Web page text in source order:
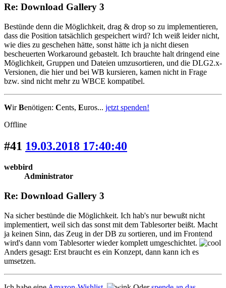
Re: Download Gallery 3
Bestünde denn die Möglichkeit, drag & drop so zu implementieren,
dass die Position tatsächlich gespeichert wird? Ich weiß leider nicht,
wie dies zu geschehen hätte, sonst hätte ich ja nicht diesen
bescheuerten Workaround gebastelt. Ich brauchte halt dringend eine
Möglichkeit, Gruppen und Dateien umzusortieren, und die DLG2.x-
Versionen, die hier und bei WB kursieren, kamen nicht in Frage
bzw. sind nicht mehr zu WBCE kompatibel.
WirBenötigen: Cents, Euros... jetzt spenden!
Offline
#41 19.03.2018 17:40:40
webbird
Administrator
Re: Download Gallery 3
Na sicher bestünde die Möglichkeit. Ich hab's nur bewußt nicht
implementiert, weil sich das sonst mit dem Tablesorter beißt. Macht
ja keinen Sinn, das Zeug in der DB zu sortieren, und im Frontend
wird's dann vom Tablesorter wieder komplett umgeschichtet.
Anders gesagt: Erst braucht es ein Konzept, dann kann ich es
umsetzen.